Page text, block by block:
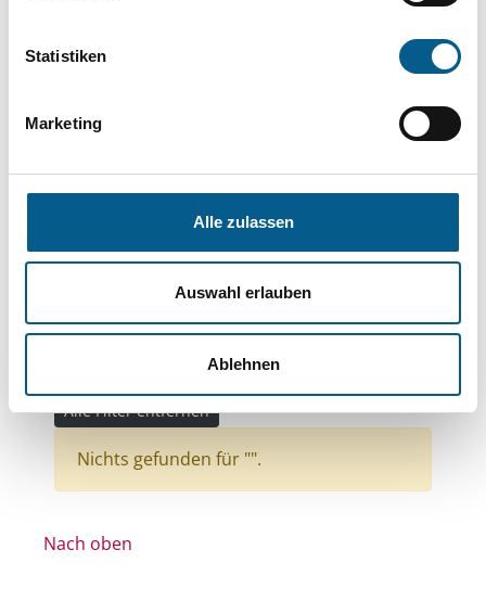
Statistiken
Marketing
Alle zulassen
Auswahl erlauben
Ablehnen
Aktive Filter:
Themen: Kinder, Jugendliche & Familie
Themen: Natur- & Umweltschutz
Themen: Kunst & Kultur
Themen: Gesundheitswesen
Themen: Ländliche Entwicklung
Themen: Seniorinnen, Senioren & Pflege
Themen: Wissenschaft und Forschung
Alle Filter entfernen
Nichts gefunden für "".
Nach oben